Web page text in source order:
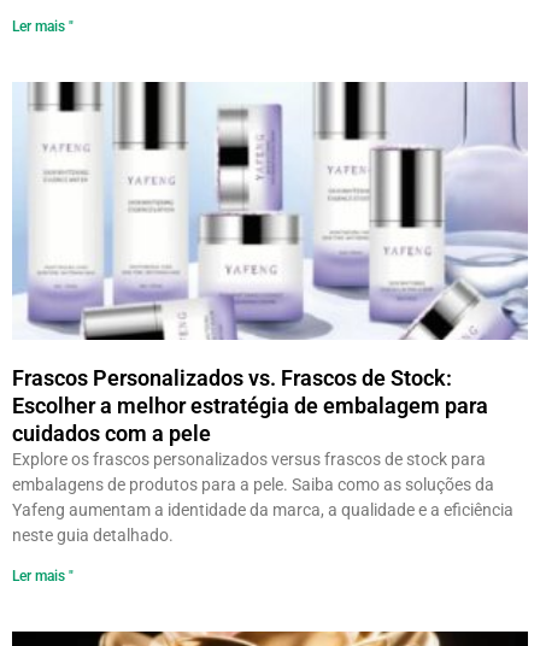
Ler mais "
Frascos Personalizados vs. Frascos de Stock:
Escolher a melhor estratégia de embalagem para
cuidados com a pele
Explore os frascos personalizados versus frascos de stock para
embalagens de produtos para a pele. Saiba como as soluções da
Yafeng aumentam a identidade da marca, a qualidade e a eficiência
neste guia detalhado.
Ler mais "